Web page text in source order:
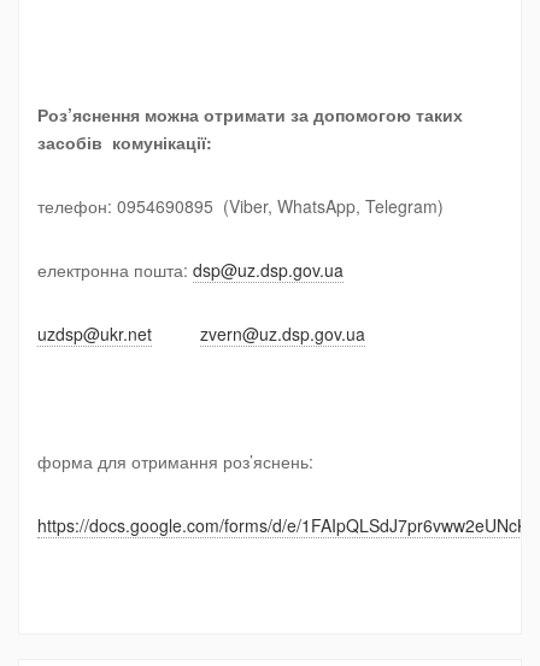
Роз’яснення можна отримати за допомогою таких
засобів комунікації:
телефон: 0954690895 (Viber, WhatsApp, Telegram)
електронна пошта: dsp@uz.dsp.gov.ua
uzdsp@ukr.net zvern@uz.dsp.gov.ua
форма для отримання роз’яснень:
https://docs.google.com/forms/d/e/